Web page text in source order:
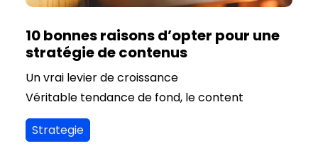
10 bonnes raisons d’opter pour une
stratégie de contenus
Un vrai levier de croissance
Véritable tendance de fond, le content
marketing est de plus en plus adopté par les
entreprises. Pour plusieurs bonnes raisons que
Strategie